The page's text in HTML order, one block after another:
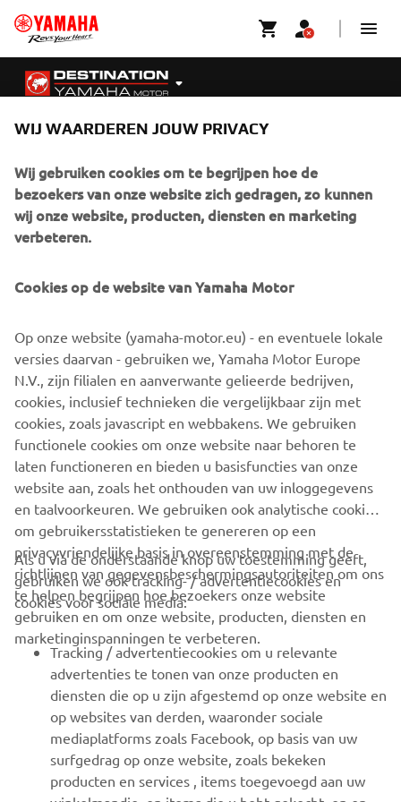
CORPORATE
VOOR BEDRIJVEN
MEER YAMAHA
ONDERSTEUNING
NIEUWSBRIEF
Wees de eerste die meer te weten komt over de nieuwste deals,
speciale evenementen, nieuwe producten en nog veel meer
ABONNEREN
Lees ons privacybeleid om te leren hoe we uw persoonlijke
gegevens verwerken:
Privacyverklaring
Netherlands (Dutch)
WIJ WAARDEREN JOUW PRIVACY
Wij gebruiken cookies om te begrijpen hoe de
bezoekers van onze website zich gedragen, zo kunnen
wij onze website, producten, diensten en marketing
verbeteren.
Cookies op de website van Yamaha Motor
Op onze website (yamaha-motor.eu) - en eventuele lokale
versies daarvan - gebruiken we, Yamaha Motor Europe
N.V., zijn filialen en aanverwante gelieerde bedrijven,
cookies, inclusief technieken die vergelijkbaar zijn met
cookies, zoals javascript en webbakens. We gebruiken
functionele cookies om onze website naar behoren te
laten functioneren en bieden u basisfuncties van onze
website aan, zoals het onthouden van uw inloggegevens
en taalvoorkeuren. We gebruiken ook analytische cookies
om gebruikersstatistieken te genereren op een
privacyvriendelijke basis in overeenstemming met de
richtlijnen van gegevensbeschermingsautoriteiten om ons
te helpen begrijpen hoe bezoekers onze website
gebruiken en om onze website, producten, diensten en
marketinginspanningen te verbeteren.
Als u via de onderstaande knop uw toestemming geeft,
gebruiken we ook tracking- / advertentiecookies en
cookies voor sociale media:
Tracking / advertentiecookies om u relevante
advertenties te tonen van onze producten en
diensten die op u zijn afgestemd op onze website en
op websites van derden, waaronder sociale
mediaplatforms zoals Facebook, op basis van uw
surfgedrag op onze website, zoals bekeken
producten en services , items toegevoegd aan uw